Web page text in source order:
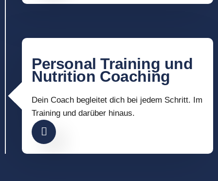
Personal Training und
Nutrition Coaching
Dein Coach begleitet dich bei jedem Schritt. Im
Training und darüber hinaus.